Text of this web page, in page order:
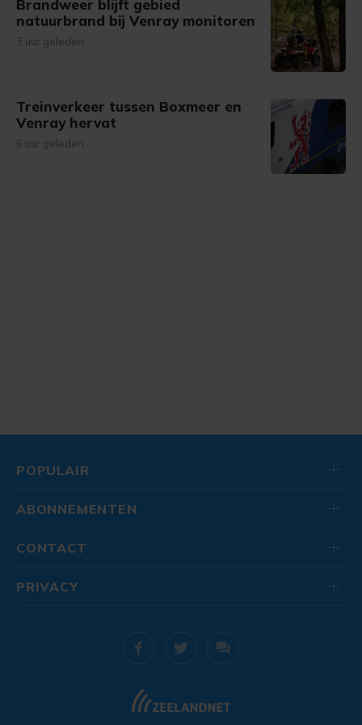
Brandweer blijft gebied
natuurbrand bij Venray monitoren
3 uur geleden
Treinverkeer tussen Boxmeer en
Venray hervat
6 uur geleden
POPULAIR
ABONNEMENTEN
CONTACT
PRIVACY